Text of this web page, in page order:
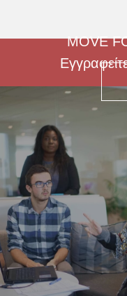
MOVE